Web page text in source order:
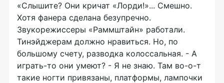
«Слышите? Они кричат «Лорди!»... Смешно.
Хотя фанера сделана безупречно.
Звукорежиссеры «Раммштайн» работали.
Тинэйджерам должно нравиться. Но, по
большому счету, разводка колоссальная. - А
играть-то они умеют? - Я не знаю. Там во-о-т
такие ногти привязаны, платформы, лампочки